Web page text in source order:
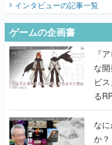
インタビューの記事一覧
ゲームの企画書
『
な
ビ
る
書】
な
か